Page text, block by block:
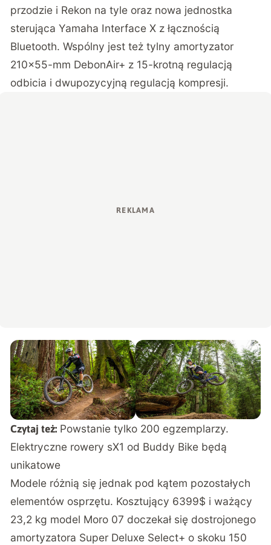
przodzie i Rekon na tyle oraz nowa jednostka
sterująca Yamaha Interface X z łącznością
Bluetooth. Wspólny jest też tylny amortyzator
210×55-mm DebonAir+ z 15-krotną regulacją
odbicia i dwupozycyjną regulacją kompresji.
Czytaj też: Powstanie tylko 200 egzemplarzy.
Elektryczne rowery sX1 od Buddy Bike będą
unikatowe
Modele różnią się jednak pod kątem pozostałych
elementów osprzętu. Kosztujący 6399$ i ważący
23,2 kg model Moro 07 doczekał się dostrojonego
amortyzatora Super Deluxe Select+ o skoku 150